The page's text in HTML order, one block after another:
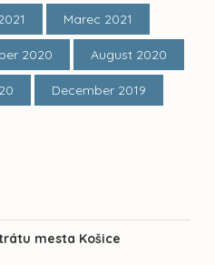
Marec 2021
2020 August 2020
December 2019
mesta Košice